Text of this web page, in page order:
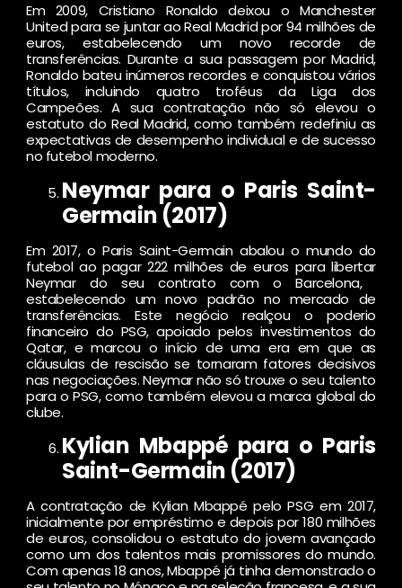
Em 2009, Cristiano Ronaldo deixou o Manchester
United para se juntar ao Real Madrid por 94 milhões de
euros, estabelecendo um novo recorde de
transferências. Durante a sua passagem por Madrid,
Ronaldo bateu inúmeros recordes e conquistou vários
títulos, incluindo quatro troféus da Liga dos
Campeões. A sua contratação não só elevou o
estatuto do Real Madrid, como também redefiniu as
expectativas de desempenho individual e de sucesso
no futebol moderno.
Neymar para o Paris Saint-
Germain (2017)
Em 2017, o Paris Saint-Germain abalou o mundo do
futebol ao pagar 222 milhões de euros para libertar
Neymar do seu contrato com o Barcelona, ​​
estabelecendo um novo padrão no mercado de
transferências. Este negócio realçou o poderio
financeiro do PSG, apoiado pelos investimentos do
Qatar, e marcou o início de uma era em que as
cláusulas de rescisão se tornaram fatores decisivos
nas negociações. Neymar não só trouxe o seu talento
para o PSG, como também elevou a marca global do
clube.
Kylian Mbappé para o Paris
Saint-Germain (2017)
A contratação de Kylian Mbappé pelo PSG em 2017,
inicialmente por empréstimo e depois por 180 milhões
de euros, consolidou o estatuto do jovem avançado
como um dos talentos mais promissores do mundo.
Com apenas 18 anos, Mbappé já tinha demonstrado o